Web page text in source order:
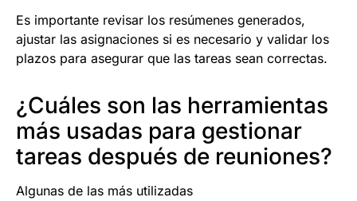
Es importante revisar los resúmenes generados,
ajustar las asignaciones si es necesario y validar los
plazos para asegurar que las tareas sean correctas.
¿Cuáles son las herramientas
más usadas para gestionar
tareas después de reuniones?
Algunas de las más utilizadas